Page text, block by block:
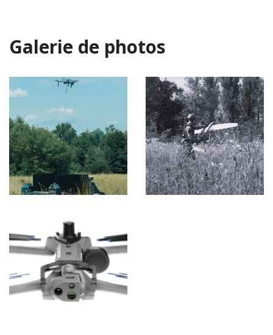
Galerie de photos